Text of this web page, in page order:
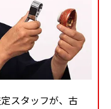
スタッフが、古